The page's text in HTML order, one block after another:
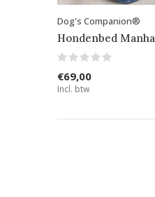
Dog's Companion®
Hondenbed
€69,00
Incl. btw